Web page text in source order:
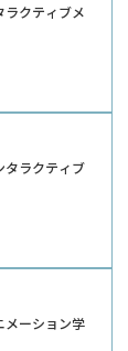
ラクティブメ
タラクティブ
メーション学